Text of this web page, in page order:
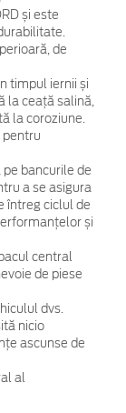
și este
de
timpul iernii și
la ceață salină,
la coroziune.
pentru
bancurile de
a se asigura
întreg ciclul de
și
central
de piese
dvs.
nicio
ascunse de
al